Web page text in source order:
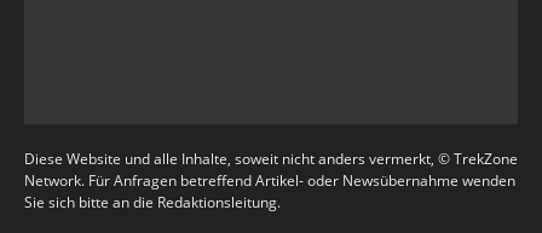
Diese Website und alle Inhalte, soweit nicht anders vermerkt, © TrekZone
Network. Für Anfragen betreffend Artikel- oder Newsübernahme wenden
Sie sich bitte an die Redaktionsleitung.